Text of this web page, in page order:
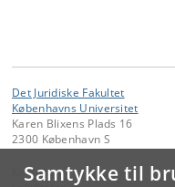
Samtykke til
Det Juridiske Fakultet
Københavns Universitet
Karen Blixens Plads 16
2300 København S
Kontakt: